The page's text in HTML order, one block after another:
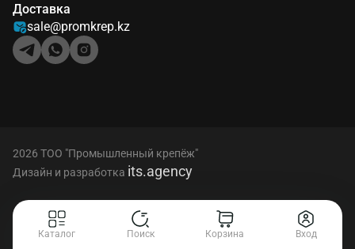
Каталог Поиск Корзина Вход
Доставка
sale@promkrep.kz
2026 ТОО "Промышленный крепёж"
Дизайн и разработка its.agency